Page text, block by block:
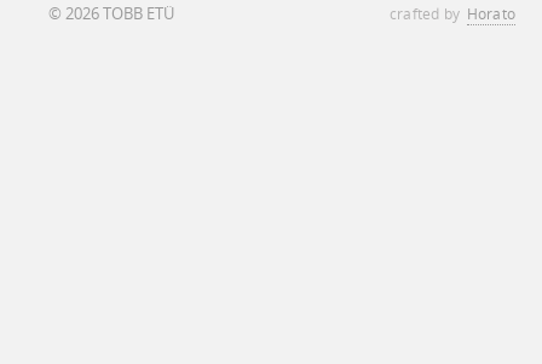
© 2026 TOBB ETÜ crafted by Horato